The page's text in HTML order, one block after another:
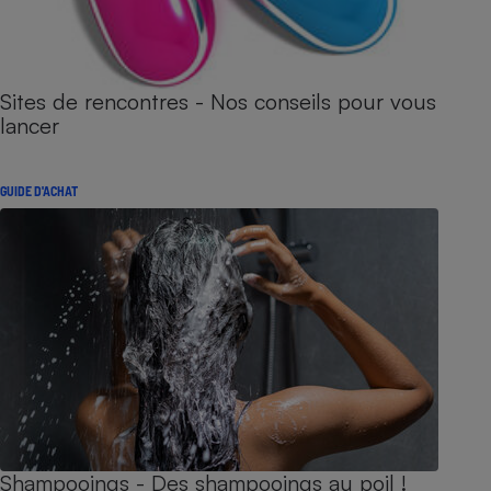
Sites de rencontres - Nos conseils pour vous
lancer
GUIDE D'ACHAT
Shampooings - Des shampooings au poil !